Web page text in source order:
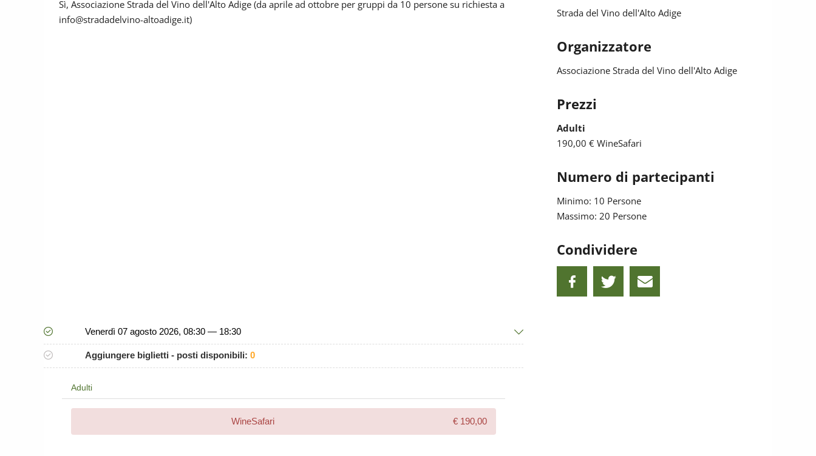
Sì, Associazione Strada del Vino dell'Alto Adige (da aprile ad ottobre per gruppi da 10 persone su richiesta a
info@stradadelvino-altoadige.it)
Strada del Vino dell'Alto Adige
Organizzatore
Associazione Strada del Vino dell'Alto Adige
Prezzi
Adulti
190,00 € WineSafari
Numero di partecipanti
Minimo: 10 Persone
Massimo: 20 Persone
Condividere